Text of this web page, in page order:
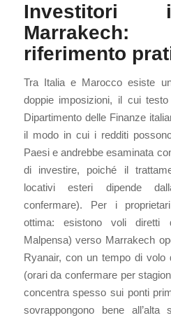
Investitori
riferimento
Tra Italia e Marocco esiste
doppie imposizioni, il cui
Dipartimento delle Finanze
il modo in cui i redditi
Paesi e andrebbe esaminata
di investire, poiché il
locativi esteri dipende
confermare). Per i
ottima: esistono voli diretti
Malpensa) verso Marrakech
Ryanair, con un tempo di
(orari da confermare per
concentra spesso sui ponti
sovrappongono bene all’alta